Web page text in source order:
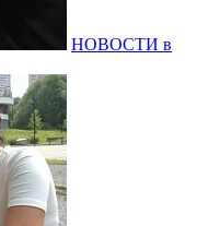
НОВОСТИ в